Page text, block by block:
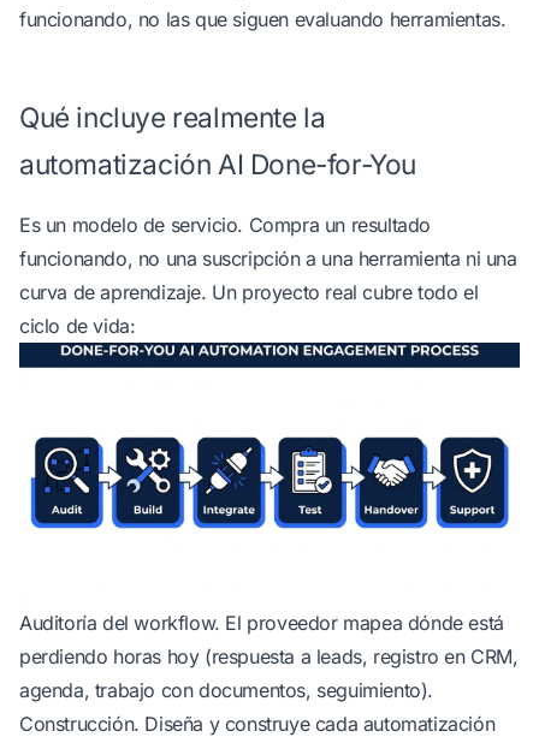
funcionando, no las que siguen evaluando herramientas.
Qué incluye realmente la
automatización AI Done-for-You
Es un modelo de servicio. Compra un resultado
funcionando, no una suscripción a una herramienta ni una
curva de aprendizaje. Un proyecto real cubre todo el
ciclo de vida:
Auditoría del workflow. El proveedor mapea dónde está
perdiendo horas hoy (respuesta a leads, registro en CRM,
agenda, trabajo con documentos, seguimiento).
Construcción. Diseña y construye cada automatización